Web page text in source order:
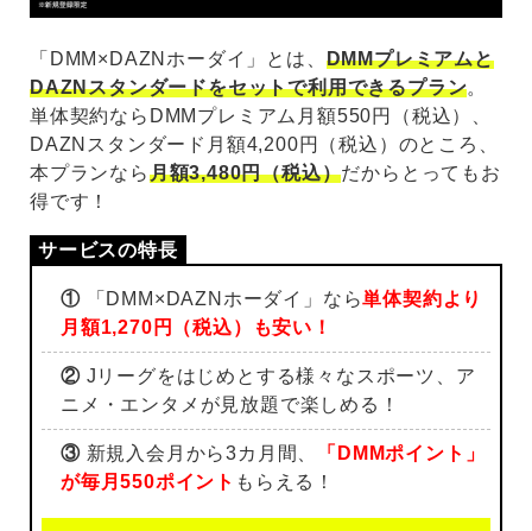
「DMM×DAZNホーダイ」とは、 DMMプレミアムと
DAZNスタンダードをセットで利用できるプラン。
単体契約ならDMMプレミアム月額550円（税込）、
DAZNスタンダード月額4,200円（税込）のところ、
本プランなら月額3,480円（税込）だからとってもお
得です！
①「DMM×DAZNホーダイ」なら単体契約より
月額1,270円（税込）も安い！
②Jリーグをはじめとする様々なスポーツ、ア
ニメ・エンタメが見放題で楽しめる！
③新規入会月から3カ月間、
「DMMポイント」
が毎月550ポイント もらえる！